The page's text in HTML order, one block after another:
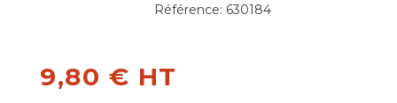
Référence: 630184
9,80 € HT